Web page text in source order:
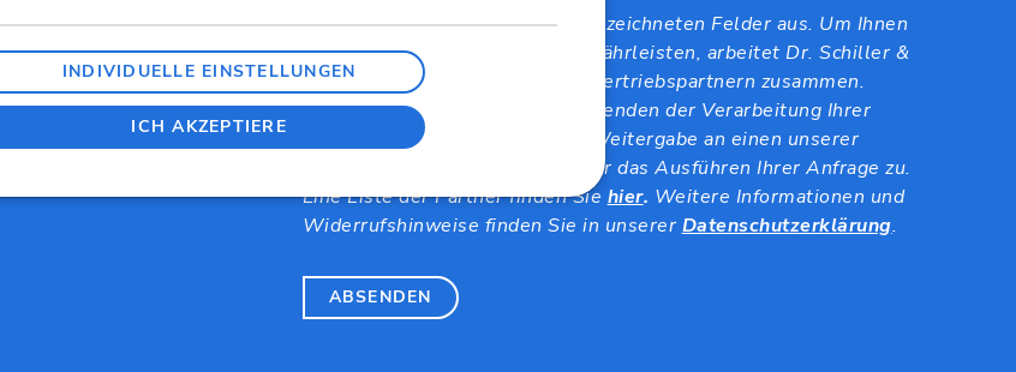
Bitte füllen Sie alle mit * gekennzeichneten Felder aus. Um Ihnen
eine optimale Betreuung zu gewährleisten, arbeitet Dr. Schiller &
Partner GmbH bundesweit mit Vertriebspartnern zusammen.
Daher stimmen Sie mit dem Absenden der Verarbeitung Ihrer
angegebenen Daten sowie der Weitergabe an einen unserer
autorisierten Vertriebspartner für das Ausführen Ihrer Anfrage zu.
Eine Liste der Partner finden Sie hier. Weitere Informationen und
Widerrufshinweise finden Sie in unserer Datenschutzerklärung.
ABSENDEN
INDIVIDUELLE EINSTELLUNGEN
ICH AKZEPTIERE